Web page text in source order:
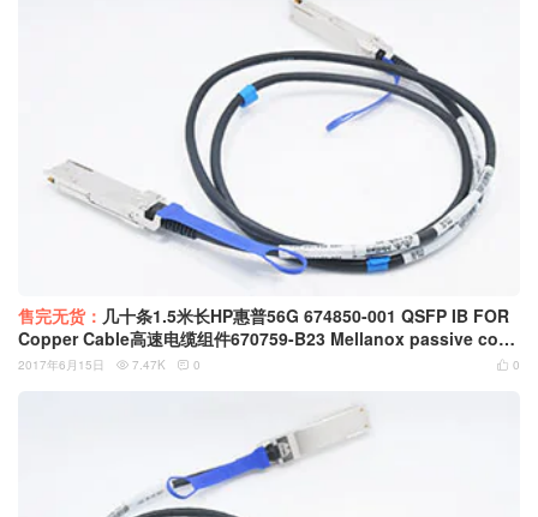
售完无货： 几十条1.5米长HP惠普56G 674850-001 QSFP IB FOR
Copper Cable高速电缆组件670759-B23 Mellanox passive copp
er InfiniBand 线
 0
2017年6月15日  7.47K  0